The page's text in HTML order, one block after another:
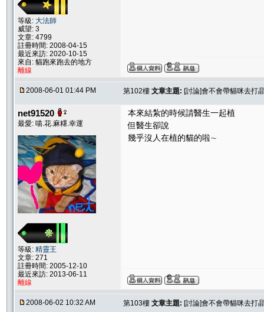
等級: 大法師
威望: 3
文章: 4799
註冊時間: 2008-04-15
最近來訪: 2020-10-15
來自: 貓跑來跑去的地方
離線
2008-06-01 01:44 PM 第102樓 文章主題: [討論]會不會帶貓咪去打
net91520
最愛: 喵.花.麻糬.幸運
等級: 精靈王
文章: 271
註冊時間: 2005-12-10
最近來訪: 2013-06-11
離線
本來結紮的時候請醫生一起植
但醫生卻說
幾乎沒人在植的貓的啦∼
2008-06-02 10:32 AM 第103樓 文章主題: [討論]會不會帶貓咪去打